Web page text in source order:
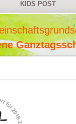
KIDS POST